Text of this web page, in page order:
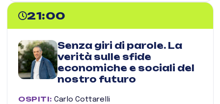
21:00
Senza giri di parole. La
verità sulle sfide
economiche e sociali del
nostro futuro
OSPITI: Carlo Cottarelli